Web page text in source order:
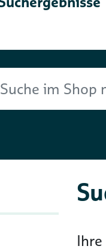
Autor, Titel,
Ihre